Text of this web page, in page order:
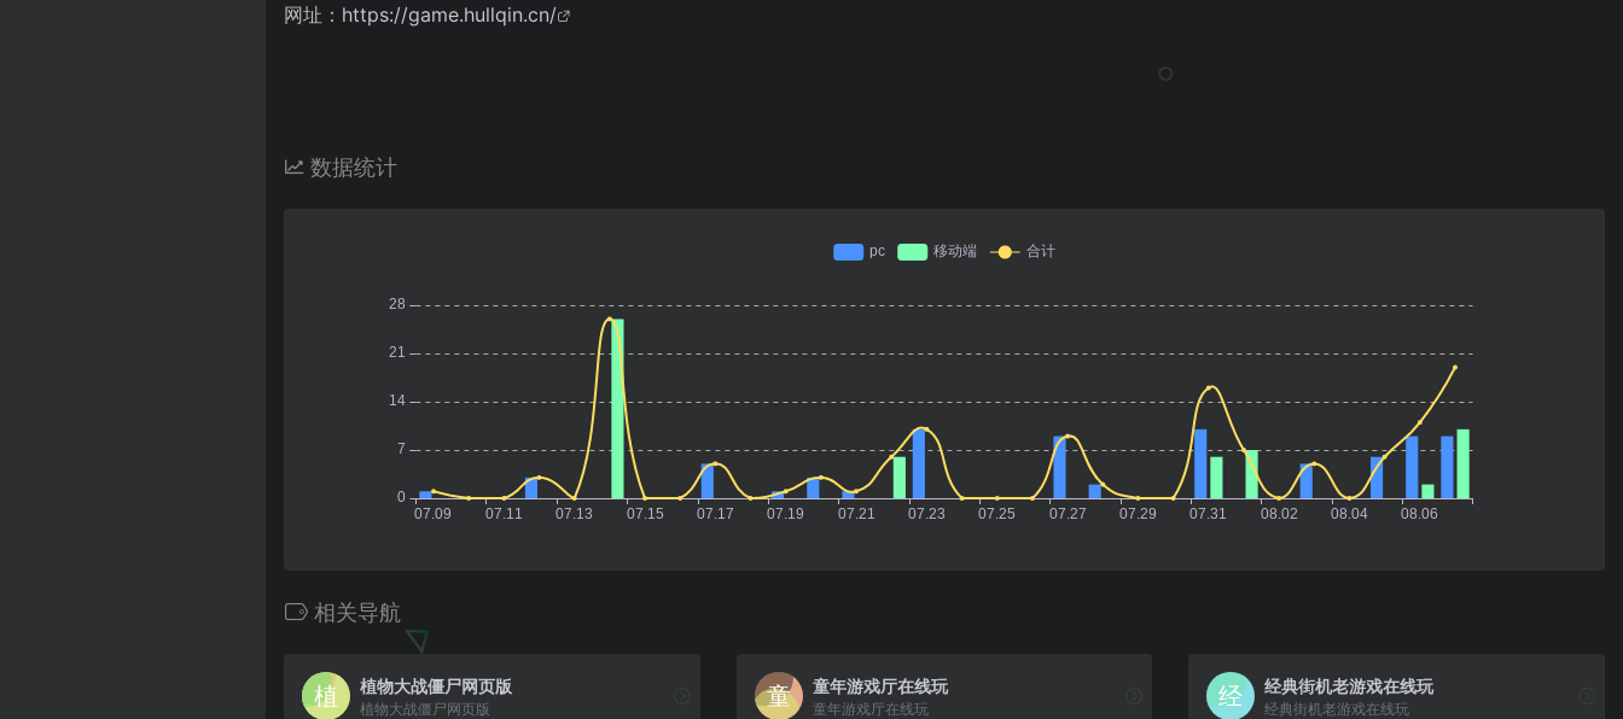
网址： https://game.hullqin.cn/
数据统计
相关导航
植物大战僵尸网页版
植物大战僵尸网页版
童年游戏厅在线玩
童年游戏厅在线玩
经典街机老游戏在线玩
经典街机老游戏在线玩